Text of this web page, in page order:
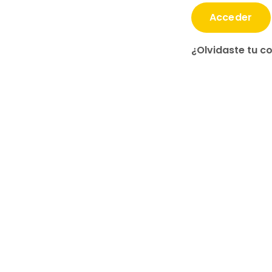
Acceder
¿Olvidaste tu